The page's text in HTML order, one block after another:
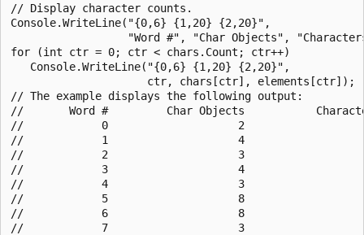
// Display character counts.
Console.WriteLine("{0,6} {1,20} {2,20}",
"Word #", "Char Objects",
for (int ctr = 0; ctr < chars.Count; ctr++)
   Console.WriteLine("{0,6} {1,20} {2,20}",
                     ctr, chars[ctr], elements[ctr]);
// The example displays the following output:
//       Word #         Char Objects
//            0                    2
//            1                    4
//            2                    3
//            3                    4
//            4                    3
//            5                    8
//            6                    8
//            7                    3